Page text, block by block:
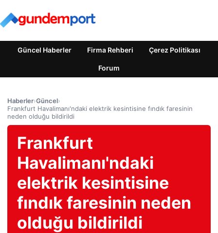
Güncel Haberler Firma Rehberi Çerez Politikası
Forum
Haberler›Güncel›
Frankfurt Havalimanı'ndaki elektrik kesintisine fındık faresinin
neden olduğu bildirildi
Frankfurt
Havalimanı'ndaki
elektrik kesintisine
fındık faresinin neden
olduğu bildirildi